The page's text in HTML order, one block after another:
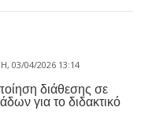
03/04/2026 13:14
διάθεσης σε
για το διδακτικό